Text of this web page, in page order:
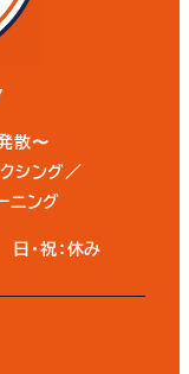
散〜
シング／
ニング
日・祝：休み